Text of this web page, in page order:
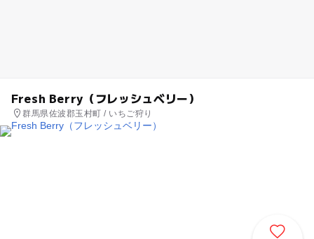
Fresh Berry（フレッシュベリー）
群馬県佐波郡玉村町 / いちご狩り